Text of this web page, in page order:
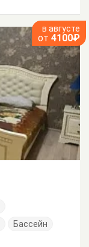
в августе
от 4100₽
Бассейн